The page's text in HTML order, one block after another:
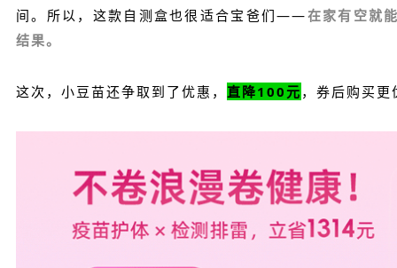
间。所以，这款自测盒也很适合宝爸们——在家有空就
结果。
这次， 小豆苗还争取到了优惠， 直降100元 ，券后购买